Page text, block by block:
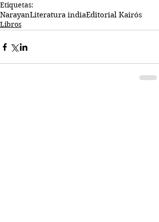
Etiquetas:
NarayanLiteratura indiaEditorial Kairós
Libros